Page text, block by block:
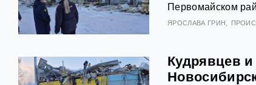
Первомайском
ЯРОСЛАВА ГРИН
Кудрявцев